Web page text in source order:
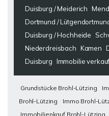
Duisburg / Meiderich
Dortmund /
Duisburg / Hochheide
Niederdreisbach Kamen
Duisburg Immobilie
Grundstücke Brohl-Lützing
Brohl-Lützing
Immo Brohl-
Immobilienkauf Brohl-Lützing